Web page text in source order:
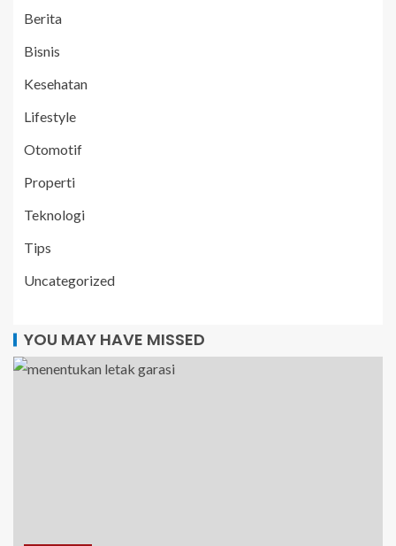
Berita
Bisnis
Kesehatan
Lifestyle
Otomotif
Properti
Teknologi
Tips
Uncategorized
YOU MAY HAVE MISSED